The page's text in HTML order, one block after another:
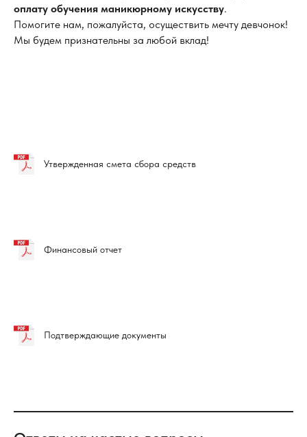
оплату обучения маникюрному искусству.
Помогите нам, пожалуйста, осуществить мечту девчонок!
Мы будем признательны за любой вклад!
Утвержденная смета сбора средств
Финансовый отчет
Подтверждающие документы